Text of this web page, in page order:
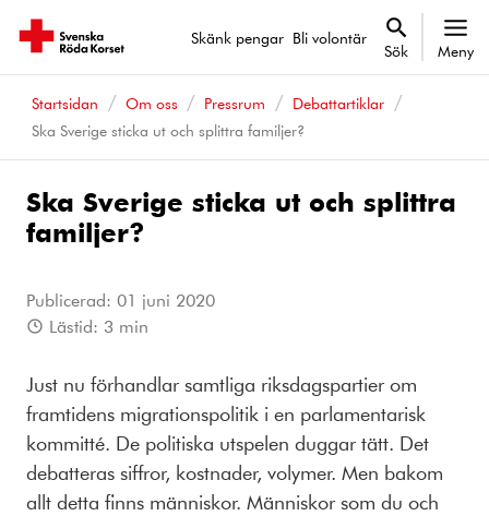
Skänk pengar Bli volontär
Sök Meny
Startsidan Om oss Pressrum
Debattartiklar
Ska Sverige sticka ut och splittra familjer?
Ska Sverige sticka ut och splittra
familjer?
Publicerad: 01 juni 2020
Lästid: 3 min
Just nu förhandlar samtliga riksdagspartier om
framtidens migrationspolitik i en parlamentarisk
kommitté. De politiska utspelen duggar tätt. Det
debatteras siffror, kostnader, volymer. Men bakom
allt detta finns människor. Människor som du och